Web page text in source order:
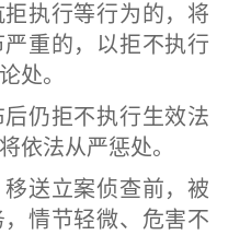
执行等行为的，将
重的，以拒不执行
处。
仍拒不执行生效法
依法从严惩处。
送立案侦查前，被
情节轻微、危害不